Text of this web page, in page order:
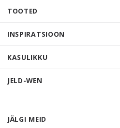
TOOTED
INSPIRATSIOON
KASULIKKU
JELD-WEN
JÄLGI MEID